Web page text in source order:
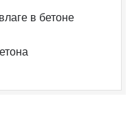
в бетоне